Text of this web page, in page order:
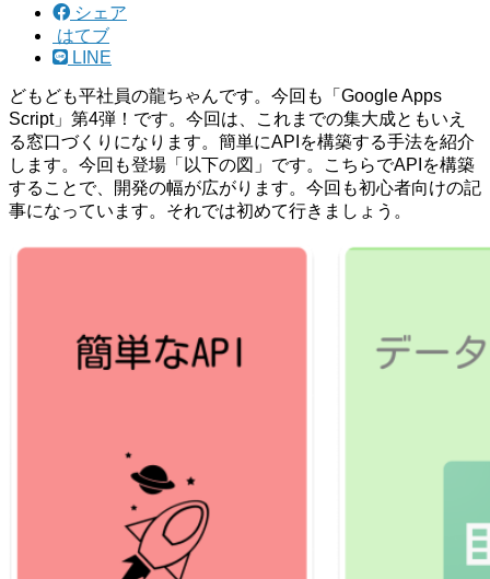
シェア
はてブ
LINE
どもども平社員の龍ちゃんです。今回も「Google Apps
Script」第4弾！です。今回は、これまでの集大成ともいえ
る窓口づくりになります。簡単にAPIを構築する手法を紹介
します。今回も登場「以下の図」です。こちらでAPIを構築
することで、開発の幅が広がります。今回も初心者向けの記
事になっています。それでは初めて行きましょう。